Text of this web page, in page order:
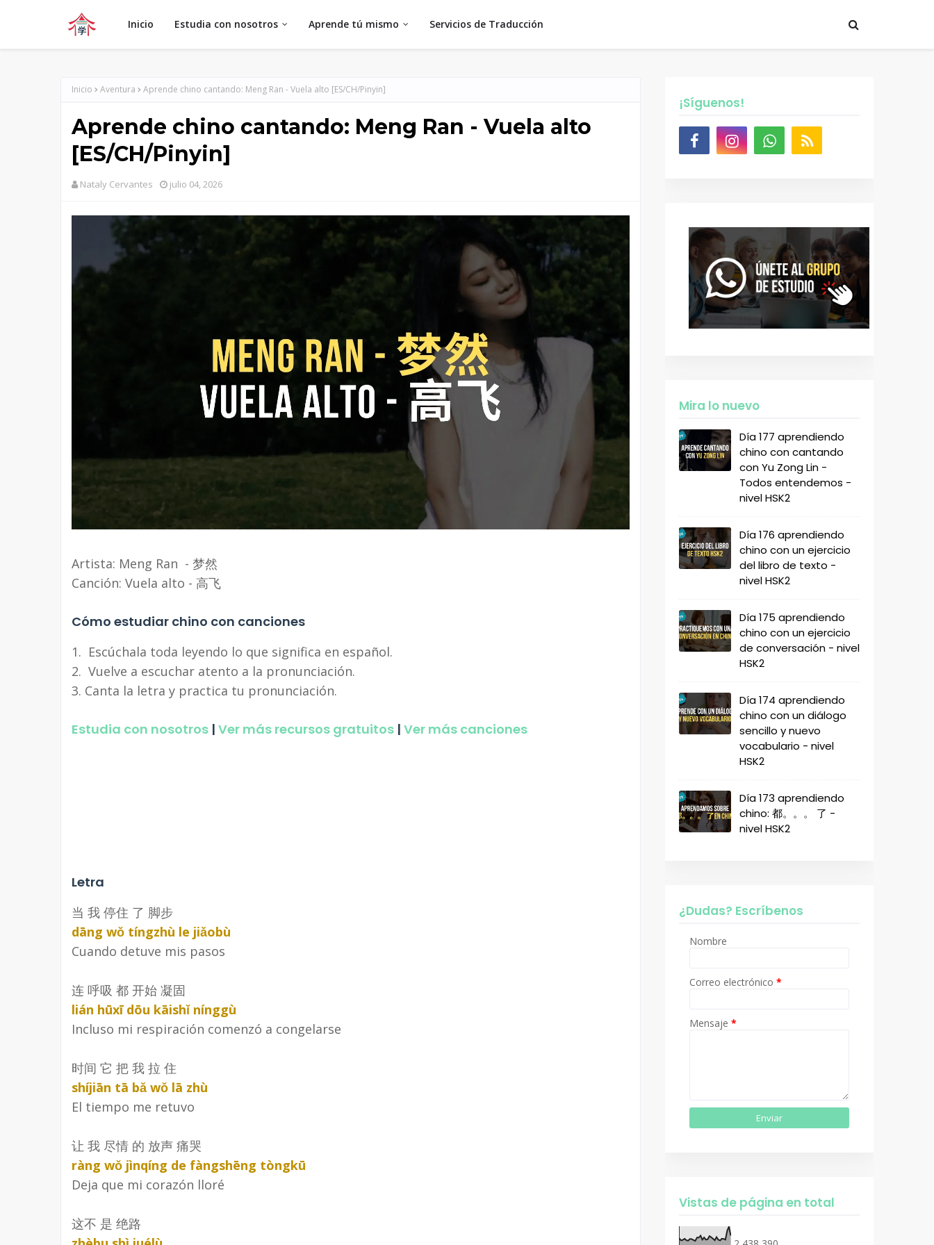
Inicio Estudia con nosotros Aprende tú mismo Servicios de Traducción
Inicio Aventura Aprende chino cantando: Meng Ran - Vuela alto [ES/CH/Pinyin]
Aprende chino cantando: Meng Ran - Vuela alto
[ES/CH/Pinyin]
Nataly Cervantes julio 04, 2026
Artista: Meng Ran - 梦然
Canción: Vuela alto - 高飞
Cómo estudiar chino con canciones
1. Escúchala toda leyendo lo que significa en español.
2. Vuelve a escuchar atento a la pronunciación.
3. Canta la letra y practica tu pronunciación.
Estudia con nosotros | Ver más recursos gratuitos | Ver más canciones
Letra
当 我 停住 了 脚步
dāng wǒ tíngzhù le jiǎobù
Cuando detuve mis pasos
连 呼吸 都 开始 凝固
lián hūxī dōu kāishǐ nínggù
Incluso mi respiración comenzó a congelarse
时间 它 把 我 拉 住
shíjiān tā bǎ wǒ lā zhù
El tiempo me retuvo
让 我 尽情 的 放声 痛哭
ràng wǒ jìnqíng de fàngshēng tòngkū
Deja que mi corazón lloré
这不 是 绝路
¡Síguenos!
Mira lo nuevo
Día 177 aprendiendo
chino con cantando
con Yu Zong Lin -
Todos entendemos -
nivel HSK2
Día 176 aprendiendo
chino con un ejercicio
del libro de texto -
nivel HSK2
Día 175 aprendiendo
chino con un ejercicio
de conversación - nivel
HSK2
Día 174 aprendiendo
chino con un diálogo
sencillo y nuevo
vocabulario - nivel
HSK2
Día 173 aprendiendo
chino: 都。。。 了 -
nivel HSK2
¿Dudas? Escríbenos
Nombre
Correo electrónico *
Mensaje *
Vistas de página en total